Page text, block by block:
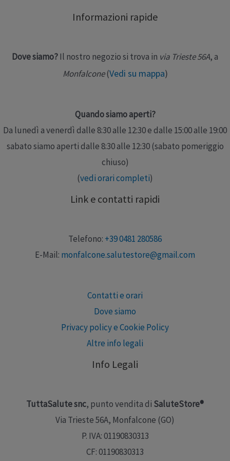
Informazioni rapide
Dove siamo?Il nostro negozio si trova in via Trieste 56A, a
Monfalcone(Vedi su mappa)
Quando siamo aperti?
Da lunedì a venerdì dalle 8:30 alle 12:30 e dalle 15:00 alle 19:00
sabato siamo aperti dalle 8:30 alle 12:30 (sabato pomeriggio
chiuso)
(vedi orari completi)
Link e contatti rapidi
Telefono: +39 0481 280586
E-Mail: monfalcone.salutestore@gmail.com
Contatti e orari
Dove siamo
Privacy policy e Cookie Policy
Altre info legali
Info Legali
TuttaSalute snc, punto vendita di SaluteStore®
Via Trieste 56A, Monfalcone (GO)
P. IVA: 01190830313
CF: 01190830313